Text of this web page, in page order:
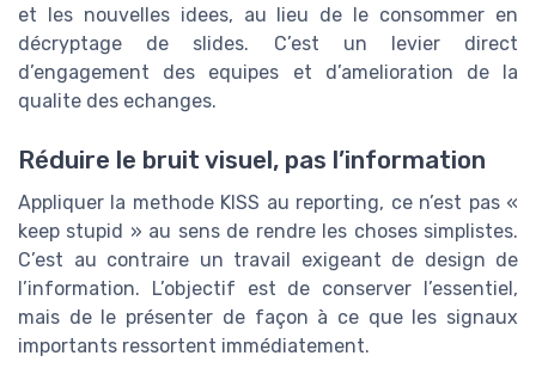
et les nouvelles idees, au lieu de le consommer en
décryptage de slides. C’est un levier direct
d’engagement des equipes et d’amelioration de la
qualite des echanges.
Réduire le bruit visuel, pas l’information
Appliquer la methode KISS au reporting, ce n’est pas «
keep stupid » au sens de rendre les choses simplistes.
C’est au contraire un travail exigeant de design de
l’information. L’objectif est de conserver l’essentiel,
mais de le présenter de façon à ce que les signaux
importants ressortent immédiatement.